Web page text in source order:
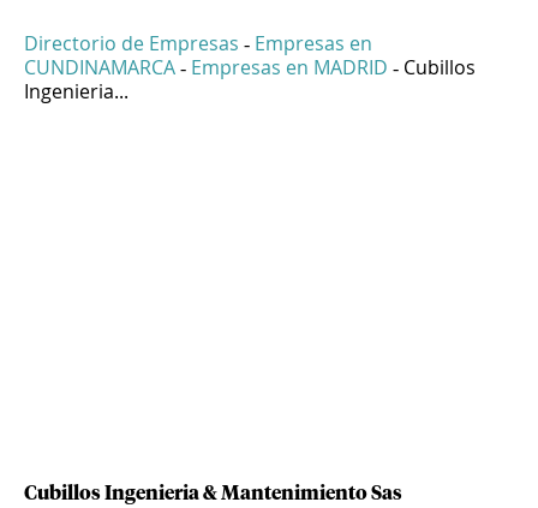
Directorio de Empresas - Empresas en
CUNDINAMARCA - Empresas en MADRID - Cubillos
Ingenieria...
Cubillos Ingenieria & Mantenimiento Sas